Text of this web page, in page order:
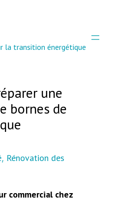
la transition énergétique
une
bornes de
, Rénovation des
commercial chez